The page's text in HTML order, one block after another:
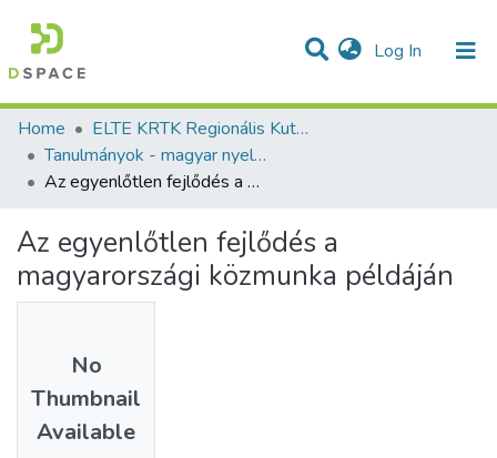
Log In (current)
Communities & Collections
Statistics
All of DSpace
Home
ELTE KRTK Regionális Kutatások Intézete
Tanulmányok - magyar nyelvű (RKI)
Az egyenlőtlen fejlődés a magyarországi közmunka példáján
Az egyenlőtlen fejlődés a
magyarországi közmunka példáján
No
Thumbnail
Available